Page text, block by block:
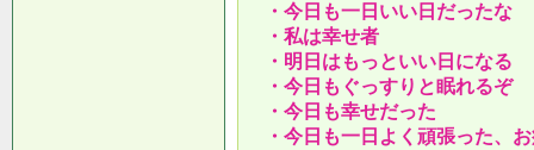
・今日も一日いい日だったな
・私は幸せ者
・明日はもっといい日になる
・今日もぐっすりと眠れるぞ
・今日も幸せだった
・今日も一日よく頑張った、